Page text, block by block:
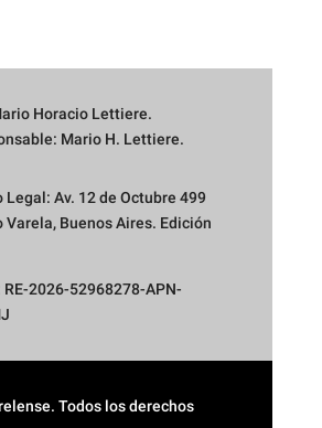
Horacio Lettiere.
Mario H. Lettiere.
Legal: Av. 12 de Octubre 499
Varela, Buenos Aires. Edición
RE-2026-52968278-APN-
Todos los derechos